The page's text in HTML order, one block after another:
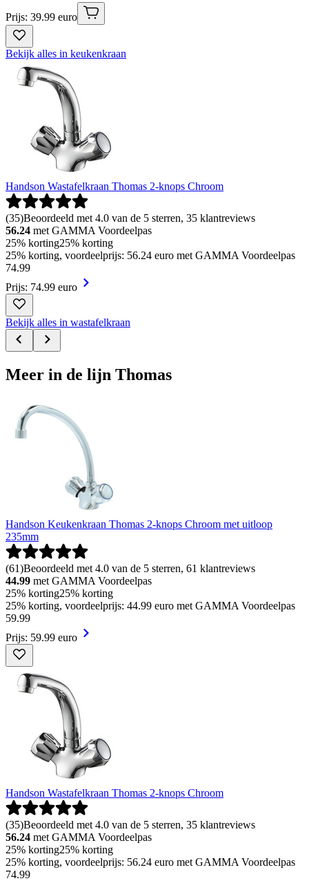
Prijs: 39.99 euro
Bekijk alles in keukenkraan
Handson Wastafelkraan Thomas 2-knops Chroom
(35)Beoordeeld met 4.0 van de 5 sterren, 35 klantreviews
56.24 met GAMMA Voordeelpas
25% korting25% korting
25% korting, voordeelprijs: 56.24 euro met GAMMA Voordeelpas
74.99
Prijs: 74.99 euro
Bekijk alles in wastafelkraan
Meer in de lijn Thomas
Handson Keukenkraan Thomas 2-knops Chroom met uitloop
235mm
(61)Beoordeeld met 4.0 van de 5 sterren, 61 klantreviews
44.99 met GAMMA Voordeelpas
25% korting25% korting
25% korting, voordeelprijs: 44.99 euro met GAMMA Voordeelpas
59.99
Prijs: 59.99 euro
Handson Wastafelkraan Thomas 2-knops Chroom
(35)Beoordeeld met 4.0 van de 5 sterren, 35 klantreviews
56.24 met GAMMA Voordeelpas
25% korting25% korting
25% korting, voordeelprijs: 56.24 euro met GAMMA Voordeelpas
74.99